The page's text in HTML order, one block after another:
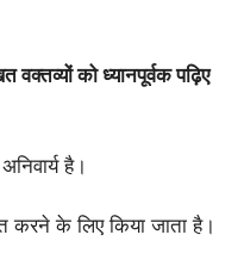
को ध्यानपूर्वक पढ़िए
है।
करने के लिए किया जाता है।